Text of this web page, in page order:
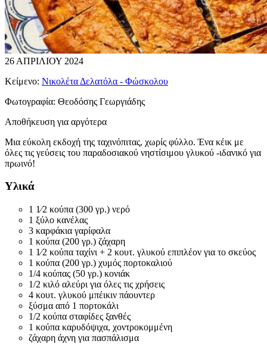
26 ΑΠΡΙΛΙΟΥ 2024
Κείμενο: Νικολέτα Δελατόλα - Φώσκολου
Φωτογραφία: Θεοδόσης Γεωργιάδης
Αποθήκευση για αργότερα
Μια εύκολη εκδοχή της ταχινόπιτας, χωρίς φύλλο. Ένα κέικ με
όλες τις γεύσεις του παραδοσιακού νηστίσιμου γλυκού -ιδανικό για
πρωινό!
Υλικά
1 1⁄2 κούπα (300 γρ.) νερό
1 ξύλο κανέλας
3 καρφάκια γαρίφαλα
1 κούπα (200 γρ.) ζάχαρη
1 1⁄2 κούπα ταχίνι + 2 κουτ. γλυκού επιπλέον για το σκεύος
1 κούπα (200 γρ.) χυμός πορτοκαλιού
1/4 κούπας (50 γρ.) κονιάκ
1/2 κιλό αλεύρι για όλες τις χρήσεις
4 κουτ. γλυκού μπέικιν πάουντερ
ξύσμα από 1 πορτοκάλι
1/2 κούπα σταφίδες ξανθές
1 κούπα καρυδόψιχα, χοντροκομμένη
ζάχαρη άχνη για πασπάλισμα